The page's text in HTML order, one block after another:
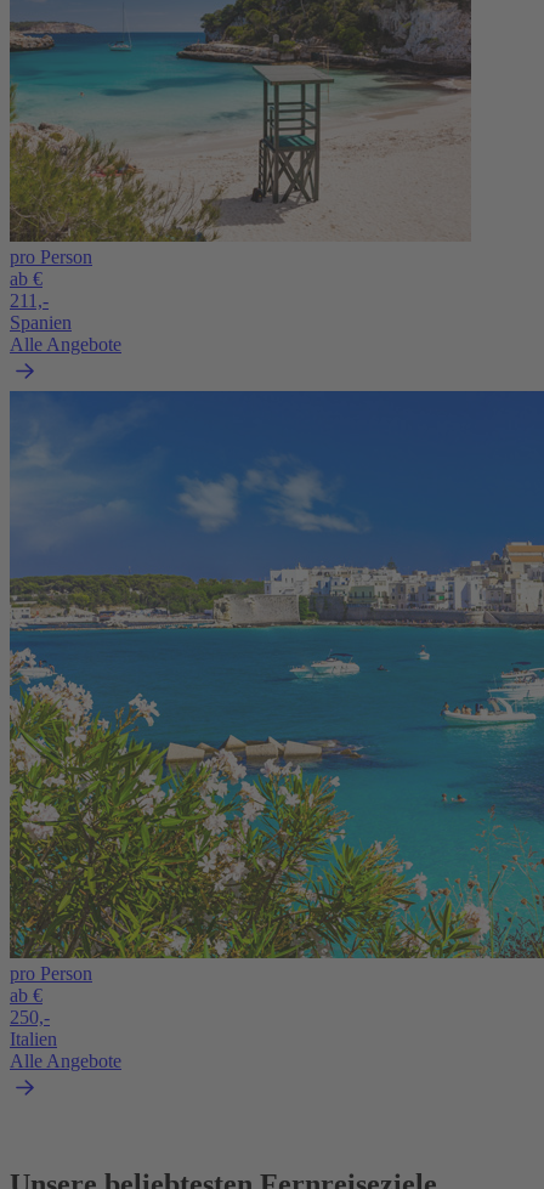
pro Person
ab €
211,-
Spanien
Alle Angebote
pro Person
ab €
250,-
Italien
Alle Angebote